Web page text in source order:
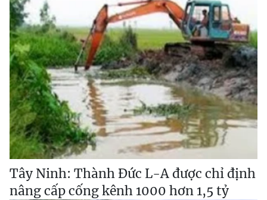
Tây Ninh: Thành Đức L-A được chỉ định
nâng cấp cống kênh 1000 hơn 1,5 tỷ